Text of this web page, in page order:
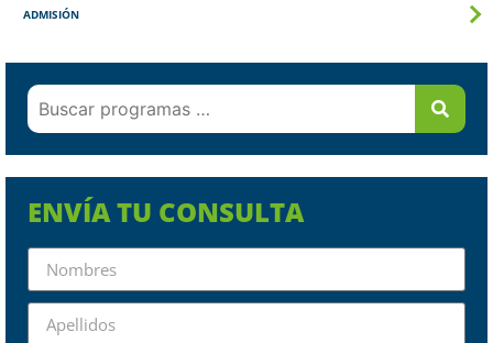
ADMISIÓN
ENVÍA TU CONSULTA